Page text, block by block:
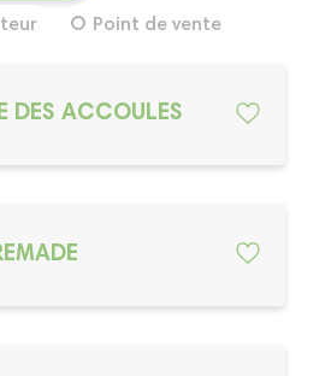
Point de vente
DES ACCOULES